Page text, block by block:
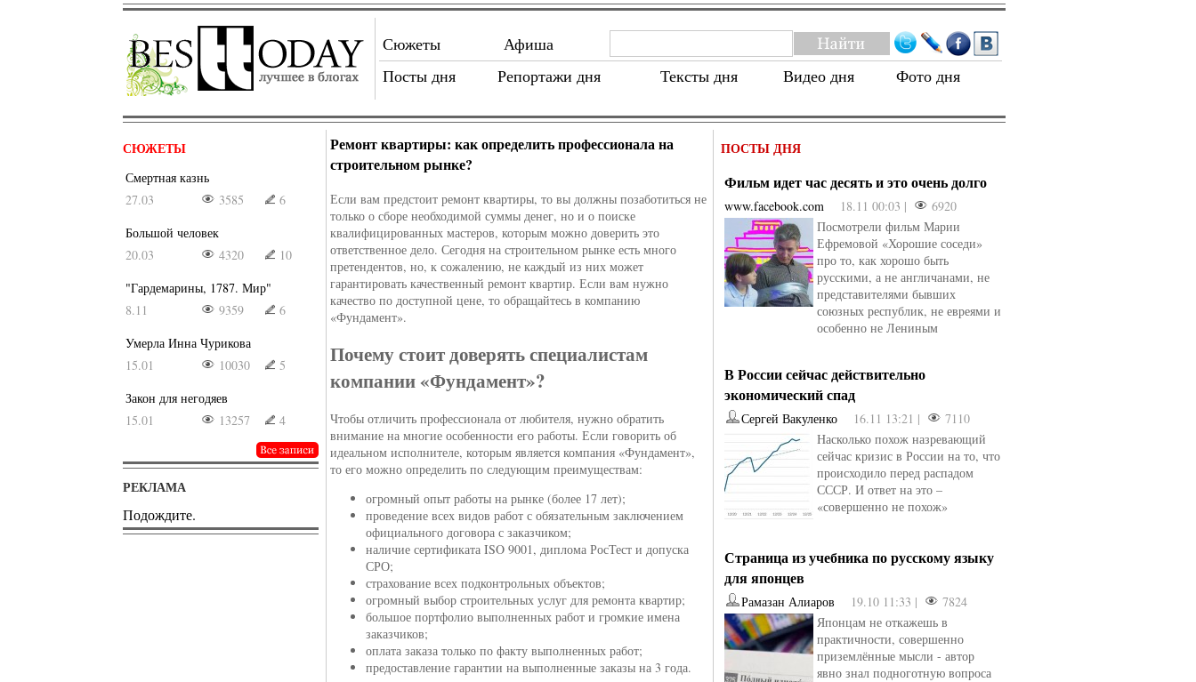
Сюжеты
Афиша
Посты дня
Репортажи дня Тексты дня Видео дня Фото дня
СЮЖЕТЫ
Смертная казнь
27.03
3585
6
Большой человек
20.03
4320
10
"Гардемарины, 1787. Мир"
8.11
9359
6
Умерла Инна Чурикова
15.01
10030
5
Закон для негодяев
15.01
13257 4
РЕКЛАМА
Подождите.
Ремонт квартиры: как определить профессионала на
строительном рынке?
Если вам предстоит ремонт квартиры, то вы должны позаботиться не
только о сборе необходимой суммы денег, но и о поиске
квалифицированных мастеров, которым можно доверить это
ответственное дело. Сегодня на строительном рынке есть много
претендентов, но, к сожалению, не каждый из них может
гарантировать качественный ремонт квартир. Если вам нужно
качество по доступной цене, то обращайтесь в компанию
«Фундамент».
Почему стоит доверять специалистам
компании «Фундамент»?
Чтобы отличить профессионала от любителя, нужно обратить
внимание на многие особенности его работы. Если говорить об
идеальном исполнителе, которым является компания «Фундамент»,
то его можно определить по следующим преимуществам:
огромный опыт работы на рынке (более 17 лет);
проведение всех видов работ с обязательным заключением
официального договора с заказчиком;
наличие сертификата ISO 9001, диплома РосТест и допуска
СРО;
страхование всех подконтрольных объектов;
огромный выбор строительных услуг для ремонта квартир;
большое портфолио выполненных работ и громкие имена
заказчиков;
оплата заказа только по факту выполненных работ;
предоставление гарантии на выполненные заказы на 3 года.
ПОСТЫ ДНЯ
Фильм идет час десять и это очень долго
www.facebook.com 18.11 00:03 |
6920
Посмотрели фильм Марии
Ефремовой «Хорошие соседи»
про то, как хорошо быть
русскими, а не англичанами, не
представителями бывших
союзных республик, не евреями и
особенно не Лениным
В России сейчас действительно
экономический спад
Сергей Вакуленко 16.11 13:21 |
7110
Насколько похож назревающий
сейчас кризис в России на то, что
происходило перед распадом
СССР. И ответ на это –
«совершенно не похож»
Страница из учебника по русскому языку
для японцев
Рамазан Алиаров 19.10 11:33 |
7824
Японцам не откажешь в
практичности, совершенно
приземлённые мысли - автор
явно знал подноготную вопроса